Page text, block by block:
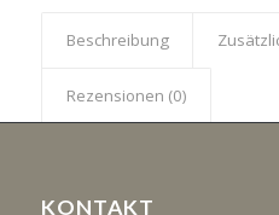
Beschreibung
Rezensionen (0)
KONTAKT